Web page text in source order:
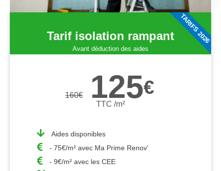
Tarif isolation rampant
Avant déduction des aides
160€ 125€
TTC /m²
Aides disponibles
- 75€/m² avec Ma Prime Renov'
- 9€/m² avec les CEE
TARIFS 2026